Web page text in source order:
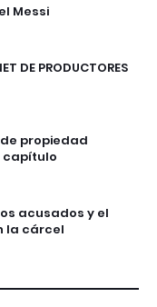
Messi
DE PRODUCTORES
propiedad
capítulo
acusados y el
la cárcel